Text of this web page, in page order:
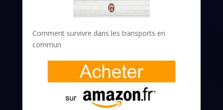
Comment survivre dans les transports en
commun